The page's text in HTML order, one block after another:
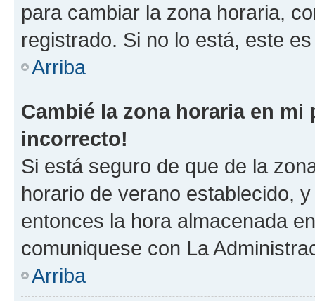
para cambiar la zona horaria,
registrado. Si no lo está, este
Arriba
Cambié la zona horaria en
incorrecto!
Si está seguro de que de la
horario de verano establecido,
entonces la hora almacenada
comuniquese con La
Arriba